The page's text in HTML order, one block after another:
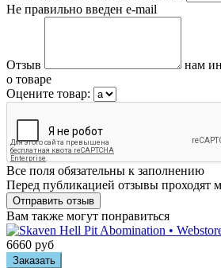
Не правильно введен e-mail
Отзыв
нам
о товаре
Оцените товар:
Все поля обязательны к заполнению
Перед публикацией отзывы проходят
Вам также могут понравиться
6660 руб
Заказать